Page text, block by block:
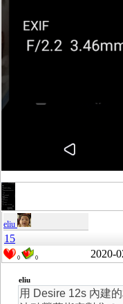
eliu
15
0 0 2020-
eliu
用 Desire 12s 內建